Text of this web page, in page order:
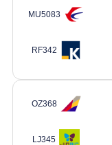
MU5083
RF342
OZ368
LJ345